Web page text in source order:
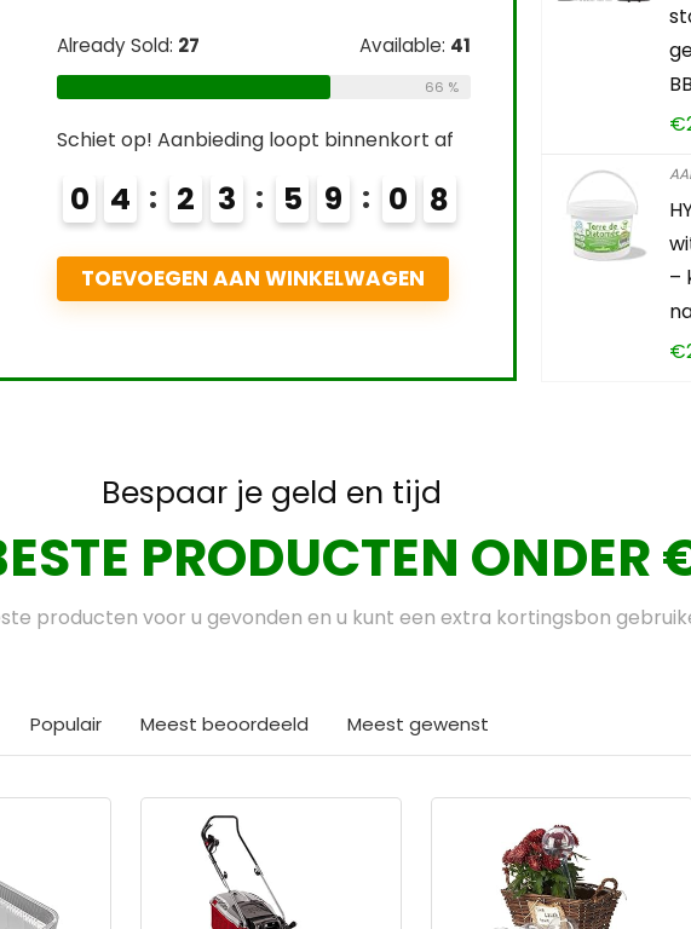
Already Sold:27 Available:41
Schiet op! Aanbieding loopt binnenkort af
2 3 5 9 0 6
7
TOEVOEGEN AAN WINKELWAGEN
€
–
€
Bespaar je geld en tijd
PRODUCTEN ONDER
producten voor u gevonden en u kunt een extra kortingsbon
Populair Meest beoordeeld Meest gewenst